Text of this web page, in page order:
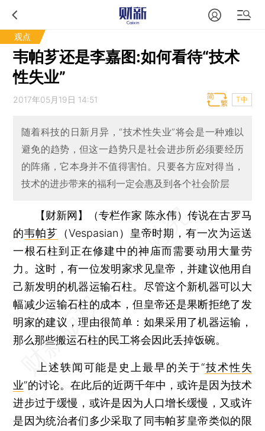
观点
韦帕芗还是李嘉图:如何看待“技术
性失业”
2017年05月19日 14:51 T中
随着科技的日新月异，“技术性失业”将会是一种难以
避免的趋势，但这一趋势只是社会进步所必须要经历
的阵痛，它本身并不值得害怕。只要各方应对得当，
技术的进步带来的福利一定会惠及到各个社会阶层
【财新网】（专栏作家 陈永伟）传说在古罗马
的韦帕芗 （Vespasian）皇帝时期，有一次为运送
一根石柱到正在修建中的神庙而需要动用大量劳
力。这时，有一位发明家求见皇帝，并建议他用自
己新发明的机器运输石柱。尽管这个新机器可以大
幅减少运输石柱的成本，但皇帝还是果断拒绝了发
明家的建议，理由很简单：如果采用了机器运输，
那么那些搬运石柱的民工将会因此丢掉饭碗。
上述轶闻可能是史上最早的关于“技术性失
业”的讨论。在此后的近两千年中，或许是因为技术
进步过于缓慢，或许是因为人口增长缓慢，又或许
是因为统治者们多少采取了同韦帕芗皇帝类似的限